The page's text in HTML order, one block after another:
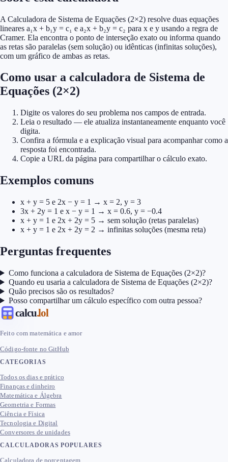
A Calculadora de Sistema de Equações (2×2) resolve duas equações
lineares a₁x + b₁y = c₁ e a₂x + b₂y = c₂ para x e y usando a regra de
Cramer. Ela encontra o ponto de interseção exato ou informa quando
as retas são paralelas (sem solução) ou idênticas (infinitas soluções),
com um gráfico de ambas as retas.
Como usar a calculadora de Sistema de
Equações (2×2)
Digite os valores do seu problema nos campos de entrada.
Leia o resultado — ele atualiza instantaneamente enquanto você
digita.
Confira a fórmula e a explicação visual para acompanhar como a
resposta foi encontrada.
Copie a URL da página para compartilhar o cálculo exato.
Exemplos comuns
x + y = 5 e 2x − y = 1 → x = 2, y = 3
3x + 2y = 1 e x − y = 1 → x = 0.6, y = −0.4
x + y = 1 e 2x + 2y = 5 → sem solução (retas paralelas)
x + y = 1 e 2x + 2y = 2 → infinitas soluções (mesma reta)
Perguntas frequentes
Como funciona a calculadora de Sistema de Equações (2×2)?
Quando eu usaria a calculadora de Sistema de Equações (2×2)?
Quão precisos são os resultados?
Posso compartilhar um cálculo específico com outra pessoa?
calcu.lol
Feito com matemática e amor
Código-fonte no GitHub
CATEGORIAS
Todos os dias e prático
Finanças e dinheiro
Matemática e Álgebra
Geometria e Formas
Ciência e Física
Tecnologia e Digital
Conversores de unidades
CALCULADORAS POPULARES
Calculadora de porcentagem